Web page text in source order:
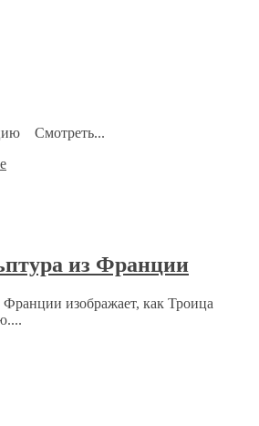
Смотреть...
из Франции
Франции изображает, как Троица